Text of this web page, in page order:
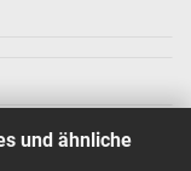
und ähnliche